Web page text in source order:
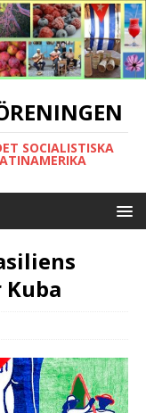
SOCIALISTISKA